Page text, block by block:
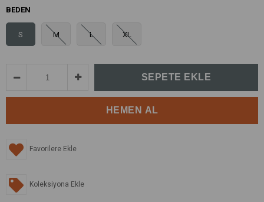
BEDEN
S M L XL
Favorilere Ekle
Koleksiyona Ekle